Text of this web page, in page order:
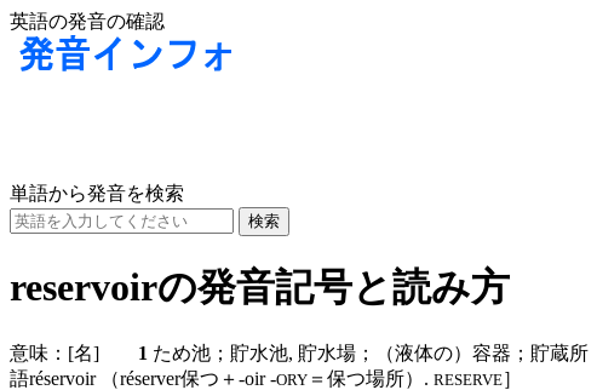
英語の発音の確認
単語から発音を検索
reservoirの発音記号と読み方
意味： [名] 1 ため池；貯水池, 貯水場；（液体の）容器；貯
語réservoir （réserver保つ＋-oir -ORY ＝保つ場所）. RESERVE］